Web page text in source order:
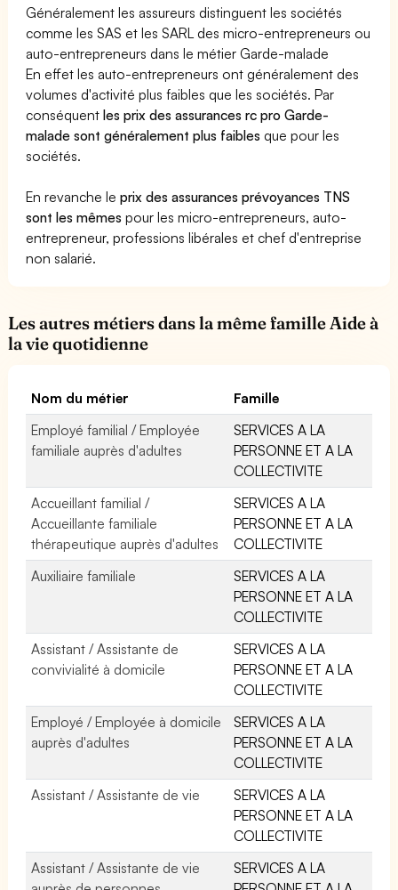
Généralement les assureurs distinguent les sociétés
comme les SAS et les SARL des micro-entrepreneurs ou
auto-entrepreneurs dans le métier Garde-malade
En effet les auto-entrepreneurs ont généralement des
volumes d'activité plus faibles que les sociétés. Par
conséquentles prix des assurances rc pro Garde-
malade sont généralement plus faibles que pour les
sociétés.
En revanche leprix des assurances prévoyances TNS
sont les mêmes pour les micro-entrepreneurs, auto-
entrepreneur, professions libérales et chef d'entreprise
non salarié.
Les autres métiers dans la même famille Aide à
la vie quotidienne
Nom du métier
Famille
Employé familial / Employée
familiale auprès d'adultes
SERVICES A LA
PERSONNE ET A LA
COLLECTIVITE
Accueillant familial /
Accueillante familiale
thérapeutique auprès d'adultes
SERVICES A LA
PERSONNE ET A LA
COLLECTIVITE
Auxiliaire familiale
SERVICES A LA
PERSONNE ET A LA
COLLECTIVITE
Assistant / Assistante de
convivialité à domicile
SERVICES A LA
PERSONNE ET A LA
COLLECTIVITE
Employé / Employée à domicile
auprès d'adultes
SERVICES A LA
PERSONNE ET A LA
COLLECTIVITE
Assistant / Assistante de vie
SERVICES A LA
PERSONNE ET A LA
COLLECTIVITE
Assistant / Assistante de vie
SERVICES A LA